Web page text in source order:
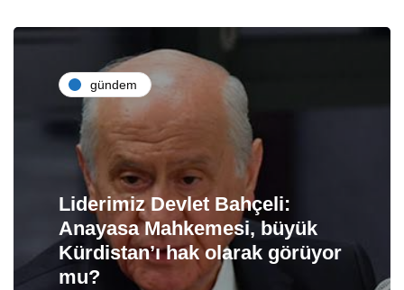
gündem
Liderimiz Devlet Bahçeli:
Anayasa Mahkemesi, büyük
Kürdistan’ı hak olarak görüyor
mu?